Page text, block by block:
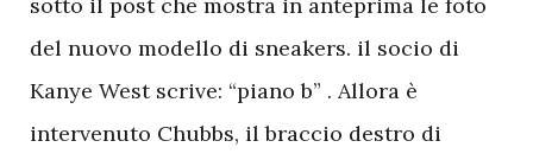
del nuovo modello di sneakers. il socio di
Kanye West scrive: “piano b” . Allora è
intervenuto Chubbs, il braccio destro di